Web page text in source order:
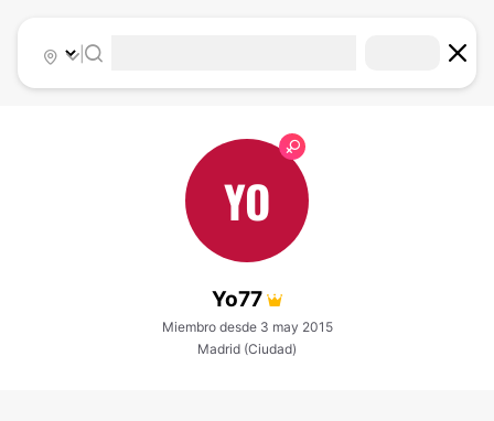
|
YO
Yo77
Miembro desde 3 may 2015
Madrid (Ciudad)